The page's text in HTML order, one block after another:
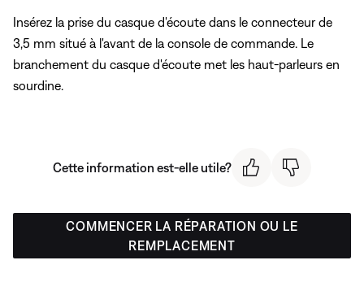
Insérez la prise du casque d'écoute dans le connecteur de
3,5 mm situé à l'avant de la console de commande. Le
branchement du casque d'écoute met les haut-parleurs en
sourdine.
Cette information est-elle utile?
COMMENCER LA RÉPARATION OU LE
REMPLACEMENT